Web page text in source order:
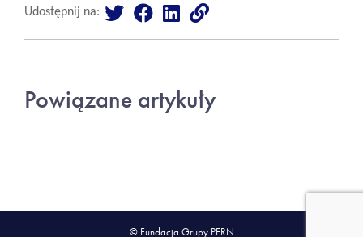
Udostępnij na:
Powiązane artykuły
© Fundacja Grupy PERN